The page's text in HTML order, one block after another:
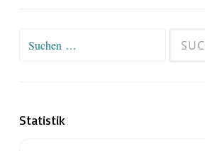
Suchen
Statistik